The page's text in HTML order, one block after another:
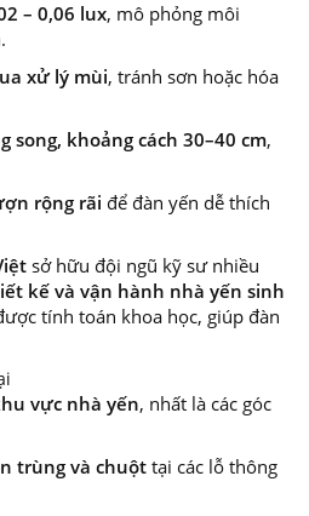
– 0,06 lux, mô phỏng môi
xử lý mùi, tránh sơn hoặc hóa
song, khoảng cách 30–40 cm,
rộng rãi để đàn yến dễ thích
sở hữu đội ngũ kỹ sư nhiều
kế và vận hành nhà yến sinh
tính toán khoa học, giúp đàn
vực nhà yến, nhất là các góc
trùng và chuột tại các lỗ thông